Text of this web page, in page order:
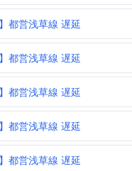
都営浅草線 遅延
都営浅草線 遅延
都営浅草線 遅延
都営浅草線 遅延
都営浅草線 遅延